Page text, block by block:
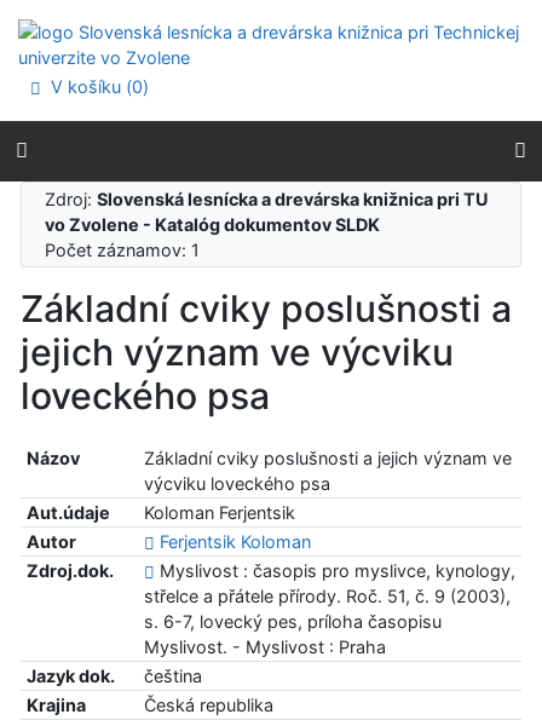
Prejsť na menu
Prehlásenie o webovej prístupnosti
V košíku (0)
Zdroj:Slovenská lesnícka a drevárska knižnica pri TU
vo Zvolene - Katalóg dokumentov SLDK
Počet záznamov: 1
Základní cviky poslušnosti a
jejich význam ve výcviku
loveckého psa
Názov
Základní cviky poslušnosti a jejich význam ve
výcviku loveckého psa
Aut.údaje
Koloman Ferjentsik
Autor
Ferjentsik Koloman
Zdroj.dok.
Myslivost : časopis pro myslivce, kynology,
střelce a přátele přírody. Roč. 51, č. 9 (2003),
s. 6-7, lovecký pes, príloha časopisu
Myslivost. - Myslivost : Praha
Jazyk dok.
čeština
Krajina
Česká republika